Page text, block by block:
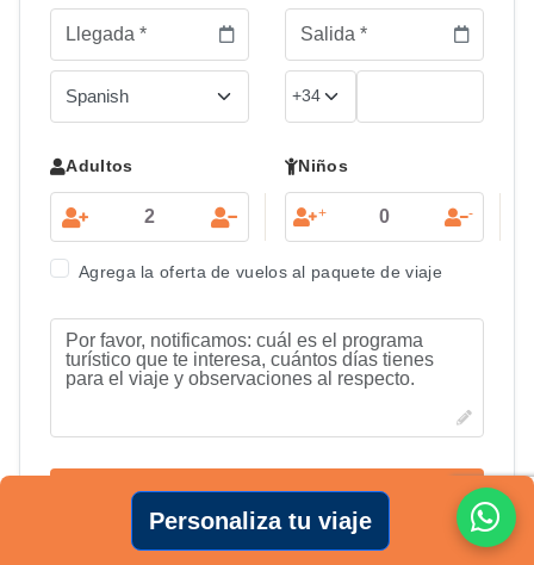
Adultos Niños
+ -
Agrega la oferta de vuelos al paquete de viaje
Personaliza tu viaje